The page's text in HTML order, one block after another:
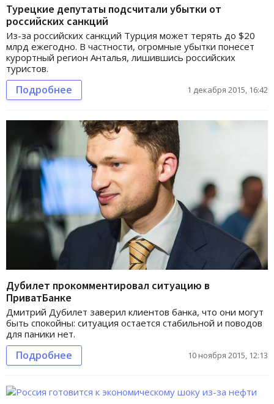
Турецкие депутаты подсчитали убытки от
российских санкций
Из-за российских санкций Турция может терять до $20
млрд ежегодно. В частности, огромные убытки понесет
курортный регион Анталья, лишившись российских
туристов.
Подробнее 1 декабря 2015, 16:42
Дубилет прокомментировал ситуацию в
ПриватБанке
Дмитрий Дубилет заверил клиентов банка, что они могут
быть спокойны: ситуация остается стабильной и поводов
для паники нет.
Подробнее 10 ноября 2015, 12:13